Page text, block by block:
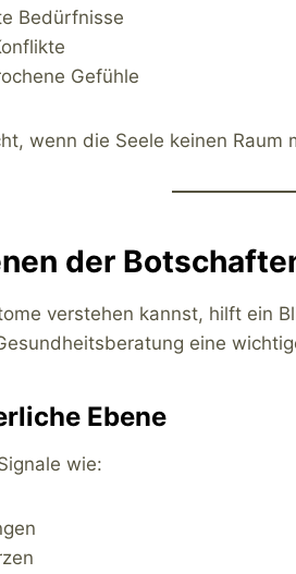
Bedürfnisse
Gefühle
wenn die Seele keinen Raum
der
verstehen kannst, hilft ein
eine
Ebene
wie: